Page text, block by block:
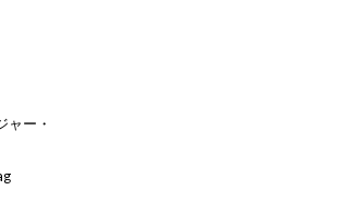
ャー・